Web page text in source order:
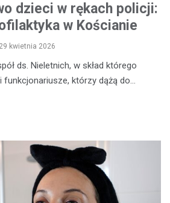
dzieci w rękach policji:
w Kościanie
29 kwietnia 2026
ds. Nieletnich, w skład którego
którzy dążą do…